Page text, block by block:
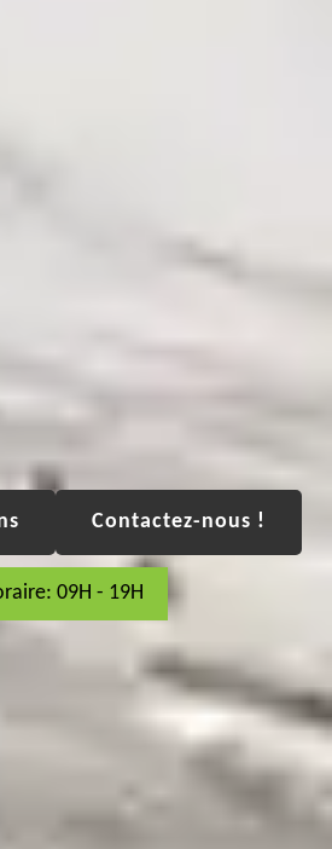
Contactez-nous !
09H - 19H